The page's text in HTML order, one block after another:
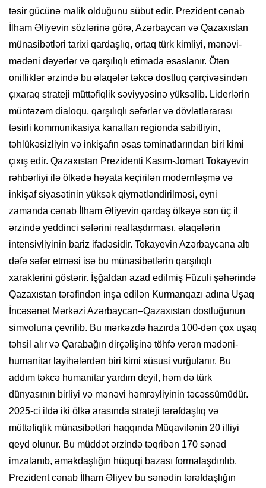
təsir gücünə malik olduğunu sübut edir. Prezident cənab
İlham Əliyevin sözlərinə görə, Azərbaycan və Qazaxıstan
münasibətləri tarixi qardaşlıq, ortaq türk kimliyi, mənəvi-
mədəni dəyərlər və qarşılıqlı etimada əsaslanır. Ötən
onilliklər ərzində bu əlaqələr təkcə dostluq çərçivəsindən
çıxaraq strateji müttəfiqlik səviyyəsinə yüksəlib. Liderlərin
müntəzəm dialoqu, qarşılıqlı səfərlər və dövlətlərarası
təsirli kommunikasiya kanalları regionda sabitliyin,
təhlükəsizliyin və inkişafın əsas təminatlarından biri kimi
çıxış edir. Qazaxıstan Prezidenti Kasım-Jomart Tokayevin
rəhbərliyi ilə ölkədə həyata keçirilən modernləşmə və
inkişaf siyasətinin yüksək qiymətləndirilməsi, eyni
zamanda cənab İlham Əliyevin qardaş ölkəyə son üç il
ərzində yeddinci səfərini reallaşdırması, əlaqələrin
intensivliyinin bariz ifadəsidir. Tokayevin Azərbaycana altı
dəfə səfər etməsi isə bu münasibətlərin qarşılıqlı
xarakterini göstərir. İşğaldan azad edilmiş Füzuli şəhərində
Qazaxıstan tərəfindən inşa edilən Kurmanqazı adına Uşaq
İncəsənət Mərkəzi Azərbaycan–Qazaxıstan dostluğunun
simvoluna çevrilib. Bu mərkəzdə hazırda 100-dən çox uşaq
təhsil alır və Qarabağın dirçəlişinə töhfə verən mədəni-
humanitar layihələrdən biri kimi xüsusi vurğulanır. Bu
addım təkcə humanitar yardım deyil, həm də türk
dünyasının birliyi və mənəvi həmrəyliyinin təcəssümüdür.
2025-ci ildə iki ölkə arasında strateji tərəfdaşlıq və
müttəfiqlik münasibətləri haqqında Müqavilənin 20 illiyi
qeyd olunur. Bu müddət ərzində təqribən 170 sənəd
imzalanıb, əməkdaşlığın hüquqi bazası formalaşdırılıb.
Prezident cənab İlham Əliyev bu sənədin tərəfdaşlığın